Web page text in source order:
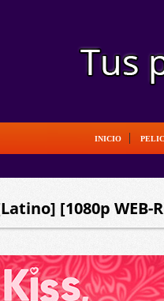
INICIO
[1080p WEB-